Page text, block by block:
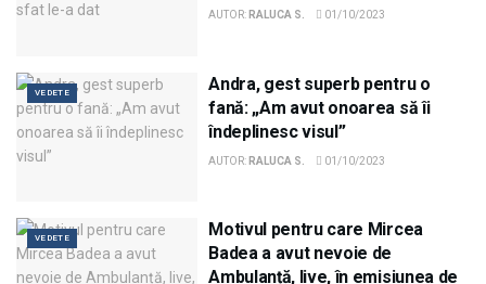
AUTOR: RALUCA S. 01/10/2023
VEDETE
Andra, gest superb pentru o
fană: „Am avut onoarea să îi
îndeplinesc visul”
AUTOR: RALUCA S. 01/10/2023
VEDETE
Motivul pentru care Mircea
Badea a avut nevoie de
Ambulanță, live, în emisiunea de